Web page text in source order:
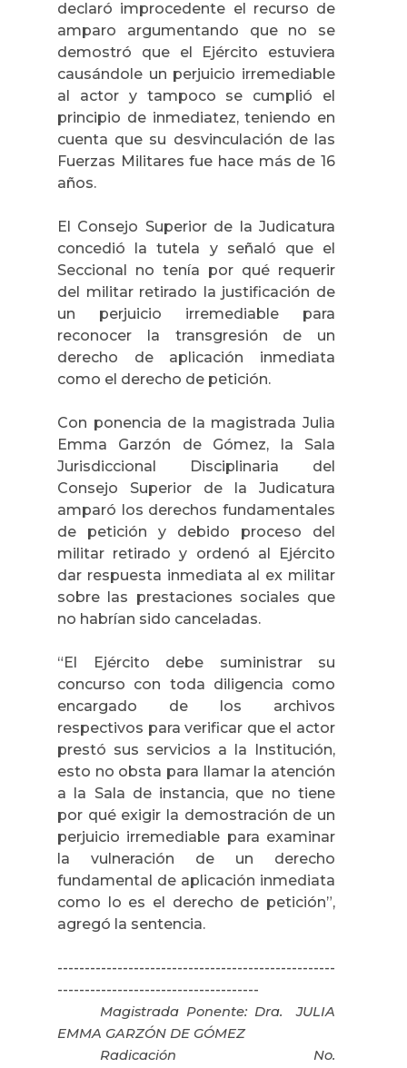
declaró improcedente el recurso de
amparo argumentando que no se
demostró que el Ejército estuviera
causándole un perjuicio irremediable
al actor y tampoco se cumplió el
principio de inmediatez, teniendo en
cuenta que su desvinculación de las
Fuerzas Militares fue hace más de 16
años.
El Consejo Superior de la Judicatura
concedió la tutela y señaló que el
Seccional no tenía por qué requerir
del militar retirado la justificación de
un perjuicio irremediable para
reconocer la transgresión de un
derecho de aplicación inmediata
como el derecho de petición.
Con ponencia de la magistrada Julia
Emma Garzón de Gómez, la Sala
Jurisdiccional Disciplinaria del
Consejo Superior de la Judicatura
amparó los derechos fundamentales
de petición y debido proceso del
militar retirado y ordenó al Ejército
dar respuesta inmediata al ex militar
sobre las prestaciones sociales que
no habrían sido canceladas.
“El Ejército debe suministrar su
concurso con toda diligencia como
encargado de los archivos
respectivos para verificar que el actor
prestó sus servicios a la Institución,
esto no obsta para llamar la atención
a la Sala de instancia, que no tiene
por qué exigir la demostración de un
perjuicio irremediable para examinar
la vulneración de un derecho
fundamental de aplicación inmediata
como lo es el derecho de petición”,
agregó la sentencia.
---------------------------------------------------
-------------------------------------
Magistrada Ponente: Dra.
JULIA
EMMA GARZÓN DE GÓMEZ
Radicación No.